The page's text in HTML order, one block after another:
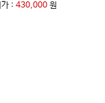
가 :430,000 원